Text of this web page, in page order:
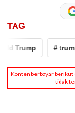
TAG
Trump # trump